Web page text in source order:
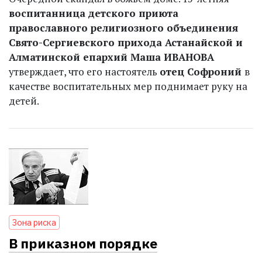
воспитанница детского приюта
православного религиозного объединения
Свято-Сергиевского прихода Астанайской и
Алматинской епархий Маша ИВАНОВА
утверждает, что его настоятель отец Софроний в
качестве воспитательных мер поднимает руку на
детей.
Зона риска
В приказном порядке